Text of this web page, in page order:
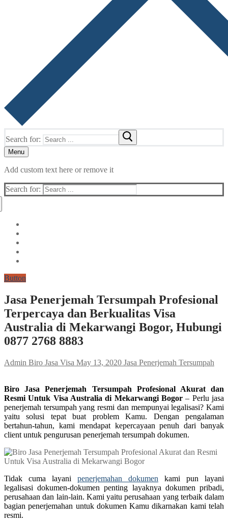
Search for:
Menu
Add custom text here or remove it
Search for:
Button
Jasa Penerjemah Tersumpah Profesional
Terpercaya dan Berkualitas Visa
Australia di Mekarwangi Bogor, Hubungi
0877 2768 8883
Admin Biro Jasa Visa May 13, 2020 Jasa Penerjemah Tersumpah
Biro Jasa Penerjemah Tersumpah Profesional Akurat dan
Resmi Untuk Visa Australia di Mekarwangi Bogor – Perlu jasa
penerjemah tersumpah yang resmi dan mempunyai legalisasi? Kami
yaitu solusi tepat buat problem Kamu. Dengan pengalaman
bertahun-tahun, kami mendapat kepercayaan penuh dari banyak
client untuk pengurusan penerjemah tersumpah dokumen.
Tidak cuma layani penerjemahan dokumen kami pun layani
legalisasi dokumen-dokumen penting layaknya dokumen pribadi,
perusahaan dan lain-lain. Kami yaitu perusahaan yang terbaik dalam
bagian penerjemahan untuk dokumen Kamu dikarnakan kami telah
resmi.